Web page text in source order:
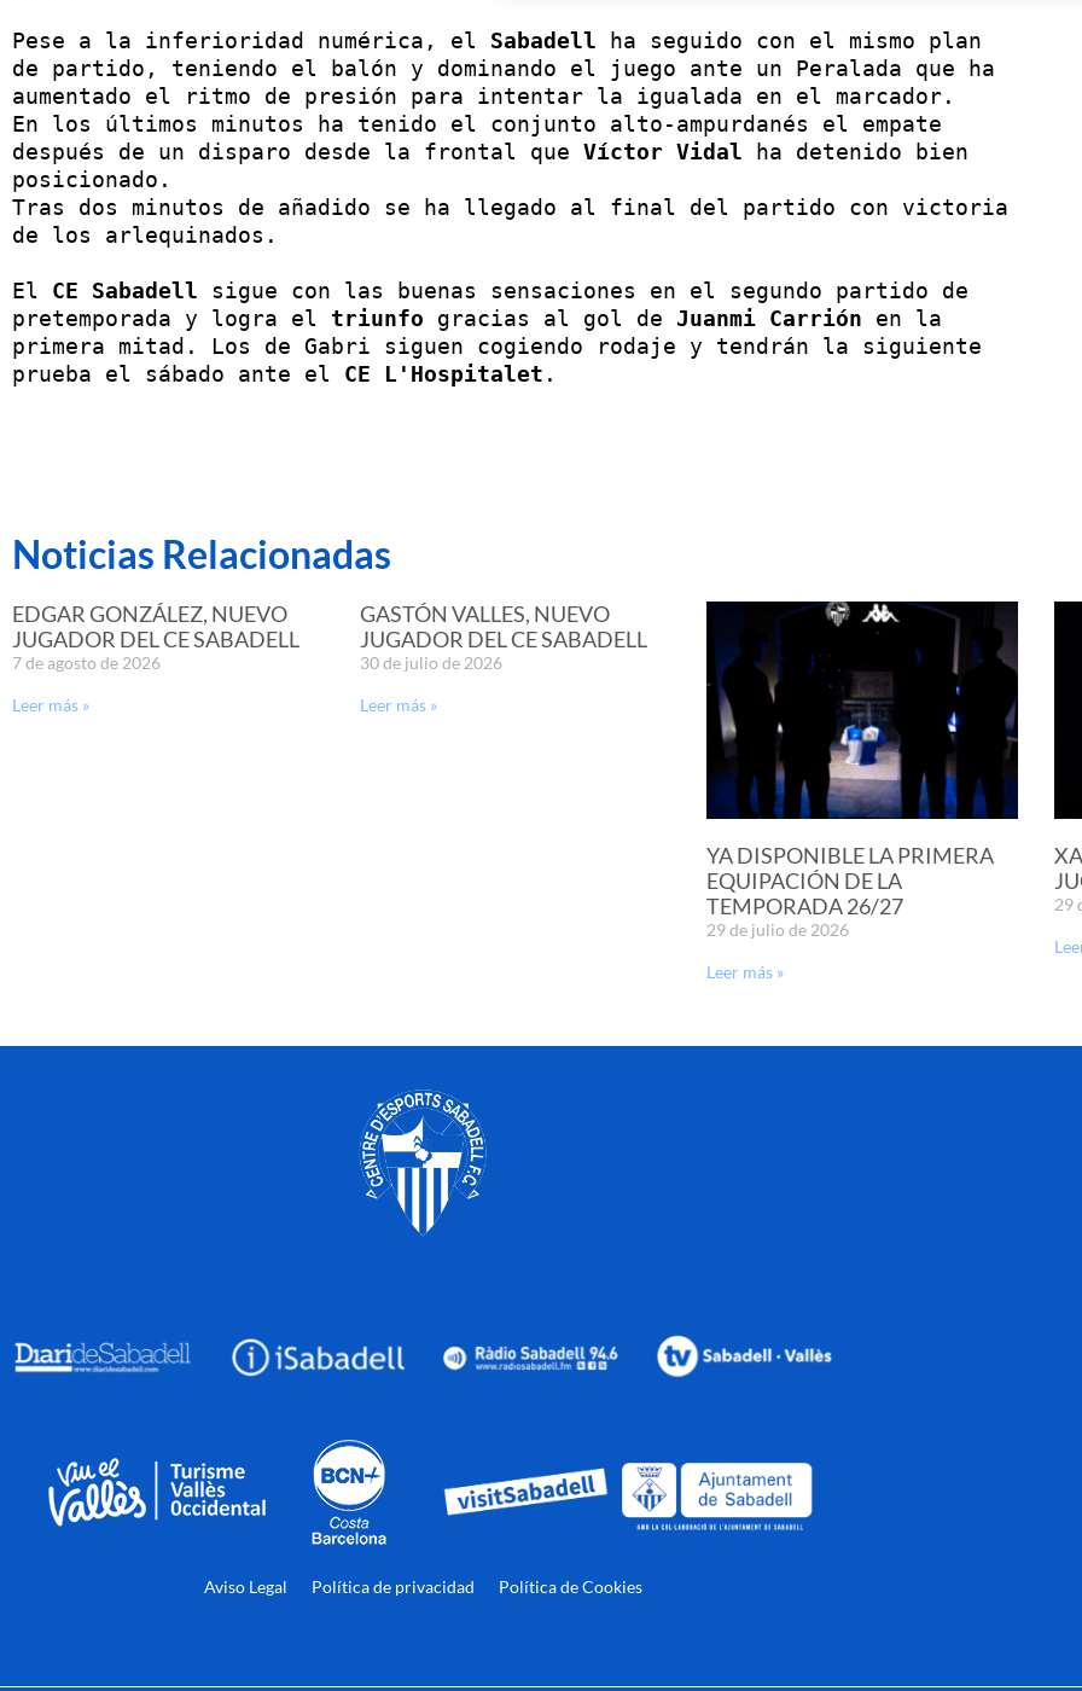
Pese a la inferioridad numérica, el Sabadell ha seguido con el mismo plan
de partido, teniendo el balón y dominando el juego ante un Peralada que ha
aumentado el ritmo de presión para intentar la igualada en el marcador.
En los últimos minutos ha tenido el conjunto alto-ampurdanés el empate
después de un disparo desde la frontal que Víctor Vidal ha detenido bien
posicionado.
Tras dos minutos de añadido se ha llegado al final del partido con victoria
de los arlequinados.
El CE Sabadell sigue con las buenas sensaciones en el segundo partido de
pretemporada y logra el triunfo gracias al gol de Juanmi Carrión en la
primera mitad. Los de Gabri siguen cogiendo rodaje y tendrán la siguiente
prueba el sábado ante el CE L'Hospitalet .
Noticias Relacionadas
EDGAR GONZÁLEZ, NUEVO
JUGADOR DEL CE SABADELL
7 de agosto de 2026
Leer más »
GASTÓN VALLES, NUEVO
JUGADOR DEL CE SABADELL
30 de julio de 2026
Leer más »
YA DISPONIBLE LA PRIMERA
EQUIPACIÓN DE LA
TEMPORADA 26/27
29 de julio de 2026
Leer más »
29
Aviso Legal Política de privacidad Política de Cookies